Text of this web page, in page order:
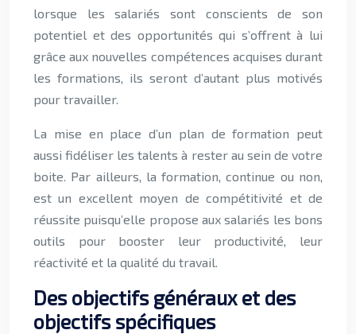
lorsque les salariés sont conscients de son
potentiel et des opportunités qui s’offrent à lui
grâce aux nouvelles compétences acquises durant
les formations, ils seront d’autant plus motivés
pour travailler.
La mise en place d’un plan de formation peut
aussi fidéliser les talents à rester au sein de votre
boite. Par ailleurs, la formation, continue ou non,
est un excellent moyen de compétitivité et de
réussite puisqu’elle propose aux salariés les bons
outils pour booster leur productivité, leur
réactivité et la qualité du travail.
Des objectifs généraux et des
objectifs spécifiques